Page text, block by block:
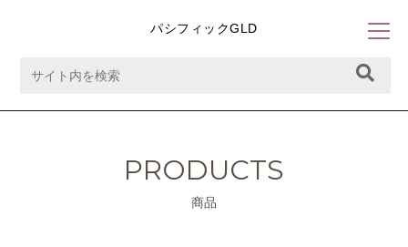
パシフィックGLD
PRODUCTS
商品